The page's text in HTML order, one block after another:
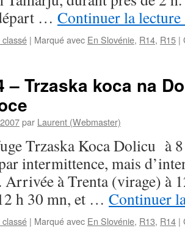
… Continuer la lecture
classé | Marqué avec En Slovénie, R14, R15 |
– Trzaska koca na
par Laurent (Webmaster)
Trzaska Koca Dolicu à
intermittence, mais
Arrivée à Trenta (virage) à
h 30 mn, et … Continuer
classé | Marqué avec En Slovénie, R13, R14 |